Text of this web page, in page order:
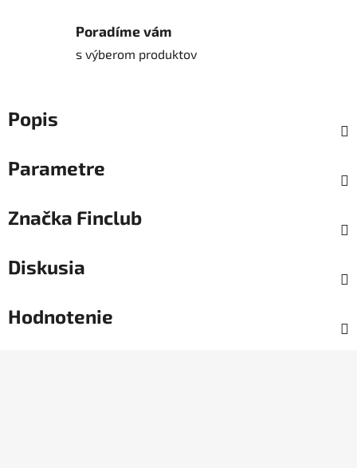
Poradíme vám
s výberom produktov
Popis
Parametre
Značka Finclub
Diskusia
Hodnotenie